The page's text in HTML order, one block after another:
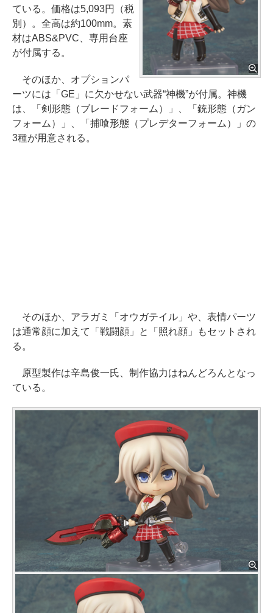
ている。価格は5,093円（税
別）。全高は約100mm。素
材はABS&PVC、専用台座
が付属する。
そのほか、オプションパ
ーツには「GE」に欠かせない武器“神機”が付属。神機
は、「剣形態（ブレードフォーム）」、「銃形態（ガン
フォーム）」、「捕喰形態（プレデターフォーム）」の
3種が用意される。
そのほか、アラガミ「オウガテイル」や、表情パーツ
は通常顔に加えて「戦闘顔」と「照れ顔」もセットされ
る。
原型製作は辛島俊一氏、制作協力はねんどろんとなっ
ている。